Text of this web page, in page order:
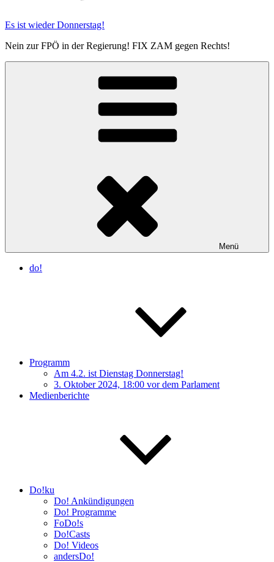
Es ist wieder Donnerstag!
Nein zur FPÖ in der Regierung! FIX ZAM gegen Rechts!
Menü
do!
Programm
Am 4.2. ist Dienstag Donnerstag!
3. Oktober 2024, 18:00 vor dem Parlament
Medienberichte
Do!ku
Do! Ankündigungen
Do! Programme
FoDo!s
Do!Casts
Do! Videos
andersDo!